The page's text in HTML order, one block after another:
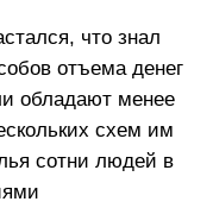
что знал
отъема денег
обладают менее
схем им
сотни людей в